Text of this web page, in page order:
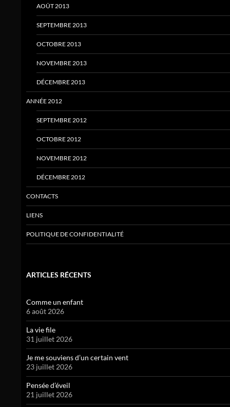
AOÛT 2013
SEPTEMBRE 2013
OCTOBRE 2013
NOVEMBRE 2013
DÉCEMBRE 2013
ANNÉE 2012
SEPTEMBRE 2012
OCTOBRE 2012
NOVEMBRE 2012
DÉCEMBRE 2012
CONTACTS
LIENS
POLITIQUE DE CONFIDENTIALITÉ
ARTICLES RÉCENTS
Comme un enfant
6 août 2026
La vie file
31 juillet 2026
Je me souviens d’un certain vent
23 juillet 2026
Pensée d’éveil
21 juillet 2026